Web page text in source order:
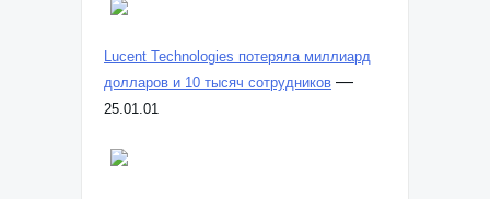
Lucent Technologies потеряла миллиард
долларов и 10 тысяч сотрудников —
25.01.01